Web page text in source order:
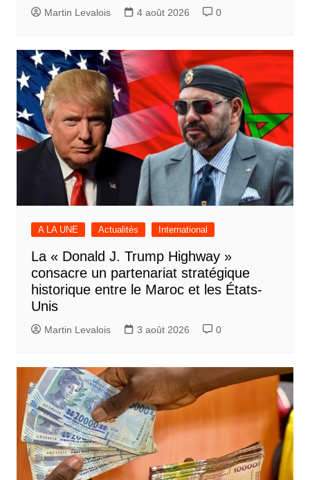
Martin Levalois 4 août 2026 0
A LA UNE Actualités International
La « Donald J. Trump Highway »
consacre un partenariat stratégique
historique entre le Maroc et les États-
Unis
Martin Levalois 3 août 2026 0